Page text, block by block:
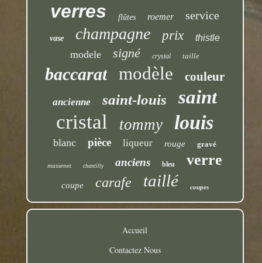
verres flûtes roemer service
vase champagne prix thistle
modele signé crystal taille
baccarat modèle couleur
ancienne saint-louis saint
cristal tommy louis
blanc pièce liqueur rouge gravé
massenet chantilly anciens bleu verre
coupe carafe taillé coupes
Accueil
Contactez Nous